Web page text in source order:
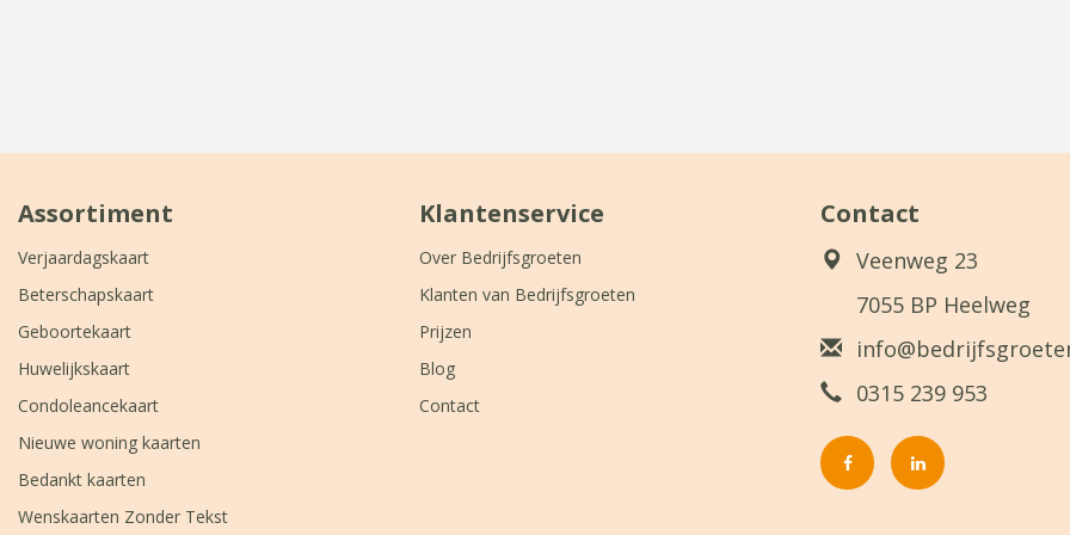
Assortiment
Verjaardagskaart
Beterschapskaart
Geboortekaart
Huwelijkskaart
Condoleancekaart
Nieuwe woning kaarten
Bedankt kaarten
Wenskaarten Zonder Tekst
Klantenservice
Over Bedrijfsgroeten
Klanten van Bedrijfsgroeten
Prijzen
Blog
Contact
Contact
Veenweg 23
7055 BP Heelweg
0315 239 953